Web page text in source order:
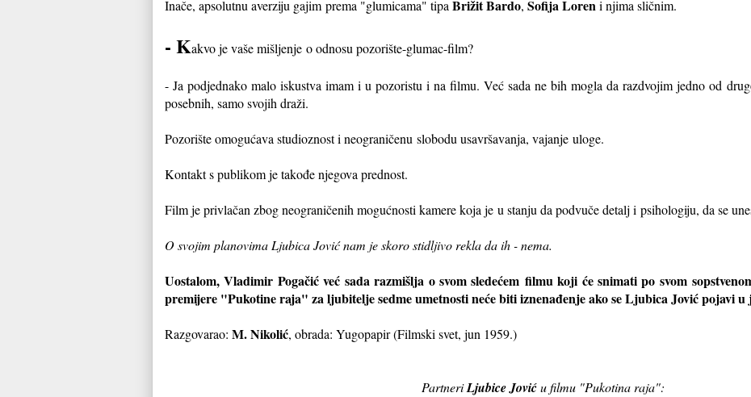
Inače, apsolutnu averziju gajim prema "glumicama" tipa Brižit Bardo, Sofija Loren i njima sličnim.
- Kakvo je vaše mišljenje o odnosu pozorište-glumac-film?
- Ja podjednako malo iskustva imam i u pozoristu i na filmu. Već sada ne bih mogla da razdvojim jedno od
posebnih, samo svojih draži.
Pozorište omogućava studioznost i neograničenu slobodu usavršavanja, vajanje uloge.
Kontakt s publikom je takođe njegova prednost.
Film je privlačan zbog neograničenih mogućnosti kamere koja je u stanju da podvuče detalj i psihologiju, da se
O svojim planovima Ljubica Jović nam je skoro stidljivo rekla da ih - nema.
Uostalom, Vladimir Pogačić već sada razmišlja o svom sledećem filmu koji će snimati po svom
premijere "Pukotine raja" za ljubitelje sedme umetnosti neće biti iznenađenje ako se Ljubica Jović pojavi
Razgovarao: M. Nikolić, obrada: Yugopapir (Filmski svet, jun 1959.)
PartneriLjubice Joviću filmu "Pukotina raja":